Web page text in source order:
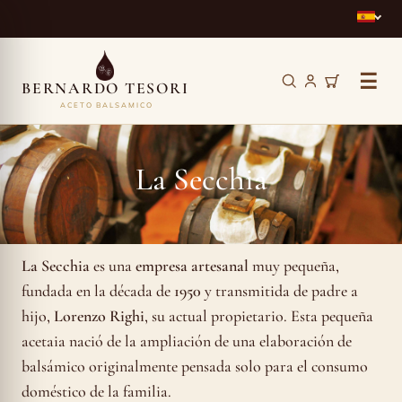
BERNARDO TESORI
ACETO BALSAMICO
☰
La
Secchia
La Secchia
La Secchiaes unaempresa artesanal muy pequeña,
fundada en la década de 1950 y transmitida de padre a
hijo, Lorenzo Righi, su actual propietario. Esta pequeña
acetaia nació de la ampliación de una elaboración de
balsámico originalmente pensada solo para el consumo
doméstico de la familia.